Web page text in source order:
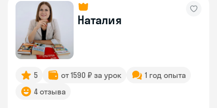
Наталия
5 от 1590 ₽ за урок
1 год опыта
4 отзыва